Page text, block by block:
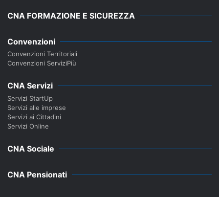
CNA FORMAZIONE E SICUREZZA
Convenzioni
Convenzioni Territoriali
Convenzioni ServiziPiù
CNA Servizi
Servizi StartUp
Servizi alle imprese
Servizi ai Cittadini
Servizi Online
CNA Sociale
CNA Pensionati